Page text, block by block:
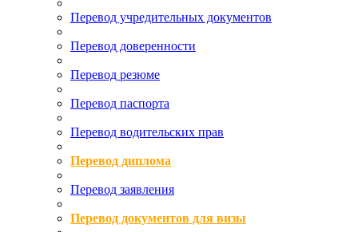
Перевод учредительных документов
Перевод доверенности
Перевод резюме
Перевод паспорта
Перевод водительских прав
Перевод диплома
Перевод заявления
Перевод документов для визы